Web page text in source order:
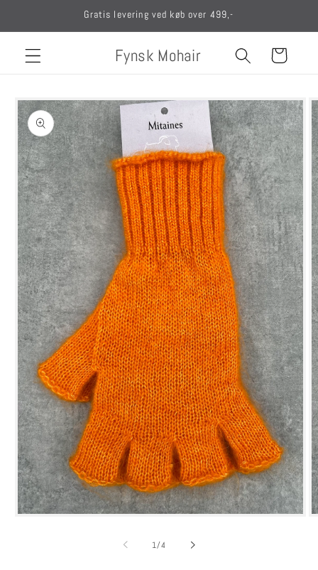
Gratis levering ved køb over 499,-
Fynsk Mohair Indkøbskurv
til
1 /af
4